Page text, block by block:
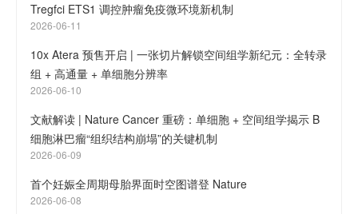
Tregfci ETS1 调控肿瘤免疫微环境新机制
2026-06-11
10x Atera 预售开启 | 一张切片解锁空间组学新纪元：全转录
组 + 高通量 + 单细胞分辨率
2026-06-10
文献解读 | Nature Cancer 重磅：单细胞 + 空间组学揭示 B
细胞淋巴瘤“组织结构崩塌”的关键机制
2026-06-09
首个妊娠全周期母胎界面时空图谱登 Nature
2026-06-08